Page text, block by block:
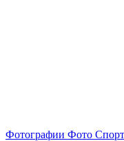
Фотографии Фото